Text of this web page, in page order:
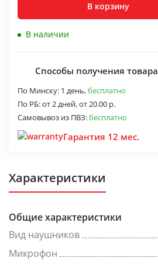
В корзину
В наличии
Способы получения товара
По Минску: 1 день,бесплатно
По РБ:от 2 дней,от 20.00 р.
Самовывоз из ПВЗ:бесплатно
Гарантия 12 мес.
Характеристики
Общие характеристики
Вид наушников
Микрофон